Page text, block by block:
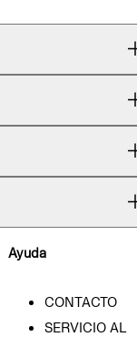
Ayuda
CONTACTO
SERVICIO AL